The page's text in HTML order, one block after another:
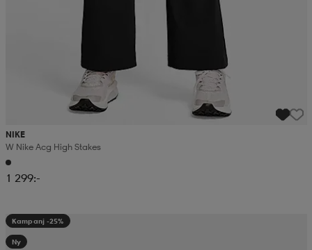
NIKE
W Nike Acg High Stakes
1 299:-
Kampanj -25%
Ny